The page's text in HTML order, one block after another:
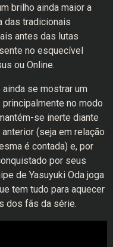
brilho ainda maior a
das tradicionais
antes das lutas
no esquecível
ou Online.
ainda se mostrar um
no modo
se inerte diante
(seja em relação
é contada) e, por
por seus
de Yasuyuki Oda joga
tem tudo para aquecer
dos fãs da série.